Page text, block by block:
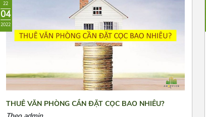
22
04
2022
THUÊ VĂN PHÒNG CẦN ĐẶT CỌC BAO NHIÊU?